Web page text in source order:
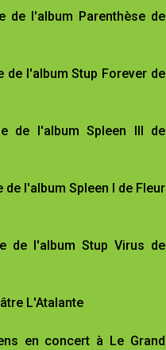
de l'album Parenthèse de
de l'album Stup Forever de
de l'album Spleen III de
de l'album Spleen I de Fleur
de l'album Stup Virus de
L'Atalante
en concert à Le Grand